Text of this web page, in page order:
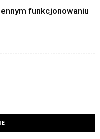
funkcjonowaniu